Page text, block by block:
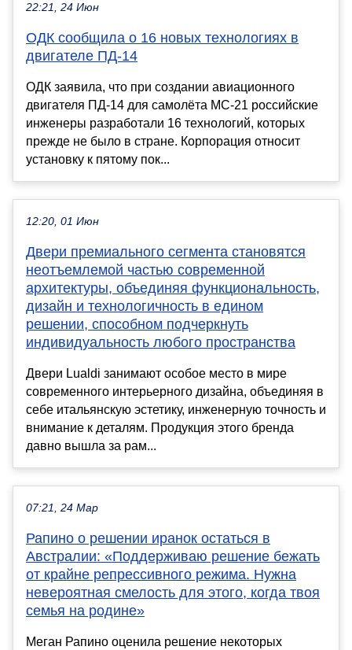
22:21, 24 Июн
ОДК сообщила о 16 новых технологиях в
двигателе ПД-14
ОДК заявила, что при создании авиационного
двигателя ПД-14 для самолёта МС-21 российские
инженеры разработали 16 технологий, которых
прежде не было в стране. Корпорация относит
установку к пятому пок...
12:20, 01 Июн
Двери премиального сегмента становятся
неотъемлемой частью современной
архитектуры, объединяя функциональность,
дизайн и технологичность в едином
решении, способном подчеркнуть
индивидуальность любого пространства
Двери Lualdi занимают особое место в мире
современного интерьерного дизайна, объединяя в
себе итальянскую эстетику, инженерную точность и
внимание к деталям. Продукция этого бренда
давно вышла за рам...
07:21, 24 Мар
Рапино о решении иранок остаться в
Австралии: «Поддерживаю решение бежать
от крайне репрессивного режима. Нужна
невероятная смелость для этого, когда твоя
семья на родине»
Меган Рапино оценила решение некоторых